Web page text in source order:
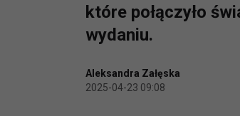
które połączyło
wydaniu.
Aleksandra Załęska
2025-04-23 09:08